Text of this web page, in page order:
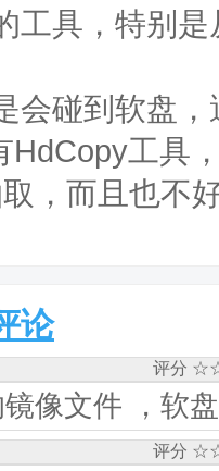
工具，特别
会碰到软盘
HdCopy工具
，而且也不
论
评分
像文件 ，软
评分